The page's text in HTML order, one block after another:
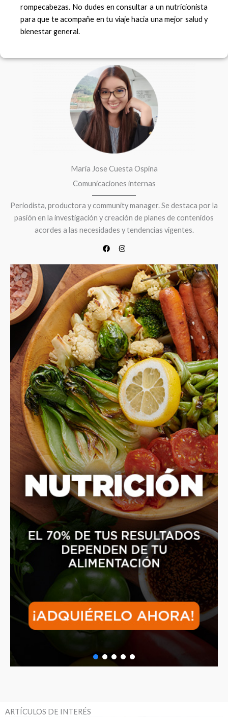
rompecabezas. No dudes en consultar a un nutricionista
para que te acompañe en tu viaje hacia una mejor salud y
bienestar general.
Maria Jose Cuesta Ospina
Comunicaciones internas
Periodista, productora y community manager. Se destaca por la
pasión en la investigación y creación de planes de contenidos
acordes a las necesidades y tendencias vigentes.​
F
a
c
e
b
o
o
k
I
n
s
t
a
g
r
a
ARTÍCULOS DE INTERÉS